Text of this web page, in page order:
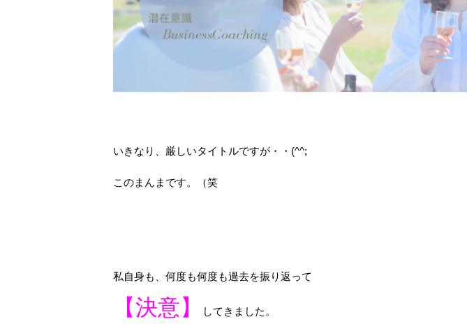
いきなり、厳しいタイトルですが・・(^^;
このまんまです。（笑
私自身も、何度も何度も過去を振り返って
【決意】 してきました。